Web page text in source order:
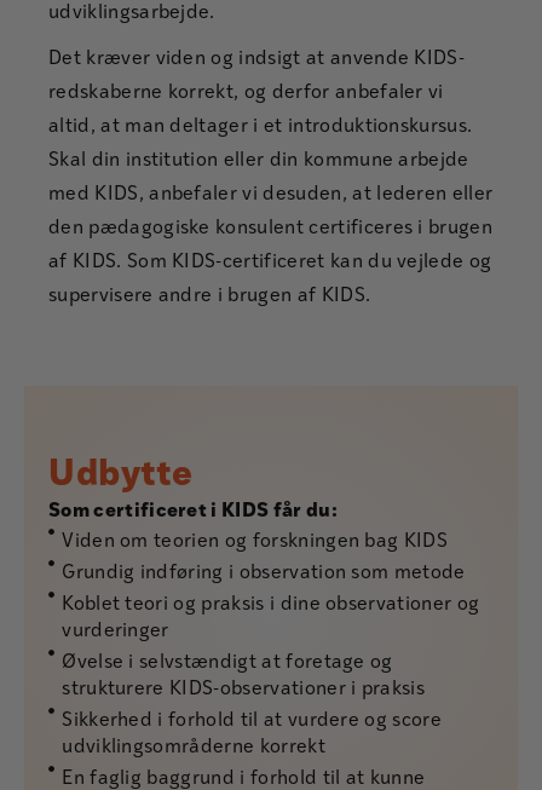
udviklingsarbejde.
Det kræver viden og indsigt at anvende KIDS-
redskaberne korrekt, og derfor anbefaler vi
altid, at man deltager i et introduktionskursus.
Skal din institution eller din kommune arbejde
med KIDS, anbefaler vi desuden, at lederen eller
den pædagogiske konsulent certificeres i brugen
af KIDS. Som KIDS-certificeret kan du vejlede og
supervisere andre i brugen af KIDS.
Udbytte
Som certificeret i KIDS får du:
Viden om teorien og forskningen bag KIDS
Grundig indføring i observation som metode
Koblet teori og praksis i dine observationer og
vurderinger
Øvelse i selvstændigt at foretage og
strukturere KIDS-observationer i praksis
Sikkerhed i forhold til at vurdere og score
udviklingsområderne korrekt
En faglig baggrund i forhold til at kunne